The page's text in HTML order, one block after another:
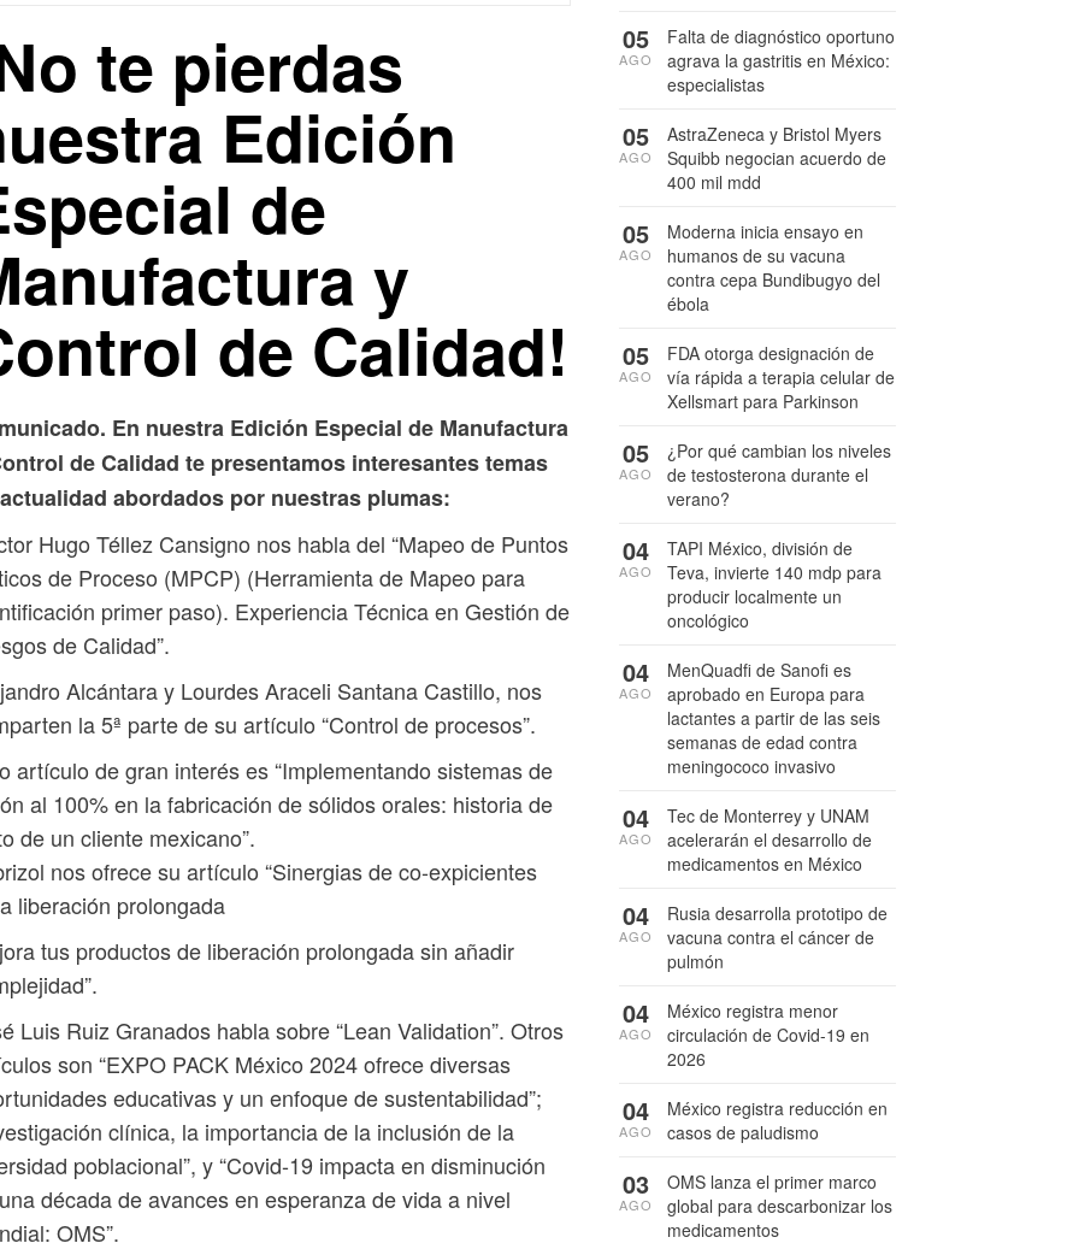
te pierdas
Edición
de
y
de Calidad!
En nuestra Edición Especial de Manufactura
de Calidad te presentamos interesantes temas
abordados por nuestras plumas:
Hugo Téllez Cansigno nos habla del “Mapeo de Puntos
de Proceso (MPCP) (Herramienta de Mapeo para
primer paso). Experiencia Técnica en Gestión de
de Calidad”.
Alcántara y Lourdes Araceli Santana Castillo, nos
la 5ª parte de su artículo “Control de procesos”.
artículo de gran interés es “Implementando sistemas de
al 100% en la fabricación de sólidos orales: historia de
de un cliente mexicano”.
nos ofrece su artículo “Sinergias de co-expicientes
liberación prolongada
tus productos de liberación prolongada sin añadir
Luis Ruiz Granados habla sobre “Lean Validation”. Otros
son “EXPO PACK México 2024 ofrece diversas
educativas y un enfoque de sustentabilidad”;
clínica, la importancia de la inclusión de la
poblacional”, y “Covid-19 impacta en disminución
década de avances en esperanza de vida a nivel
OMS”.
Falta de diagnóstico oportuno
agrava la gastritis en México:
especialistas
05
AGO
AstraZeneca y Bristol Myers
Squibb negocian acuerdo de
400 mil mdd
05
AGO
Moderna inicia ensayo en
humanos de su vacuna
contra cepa Bundibugyo del
ébola
05
AGO
FDA otorga designación de
vía rápida a terapia celular de
Xellsmart para Parkinson
05
AGO
¿Por qué cambian los niveles
de testosterona durante el
verano?
05
AGO
TAPI México, división de
Teva, invierte 140 mdp para
producir localmente un
oncológico
04
AGO
MenQuadfi de Sanofi es
aprobado en Europa para
lactantes a partir de las seis
semanas de edad contra
meningococo invasivo
04
AGO
Tec de Monterrey y UNAM
acelerarán el desarrollo de
medicamentos en México
04
AGO
Rusia desarrolla prototipo de
vacuna contra el cáncer de
pulmón
04
AGO
México registra menor
circulación de Covid-19 en
2026
04
AGO
México registra reducción en
casos de paludismo
04
AGO
OMS lanza el primer marco
global para descarbonizar los
medicamentos
03
AGO